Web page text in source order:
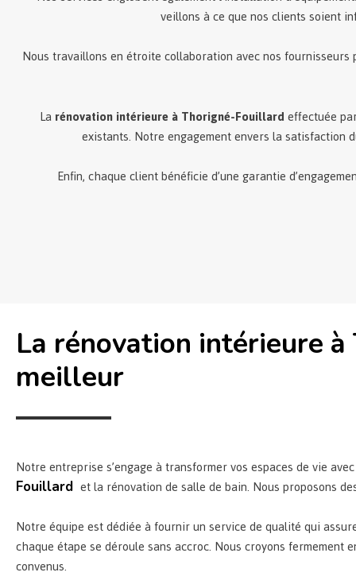
veillons à ce que nos clients soient
Nous travaillons en étroite collaboration avec nos
Larénovation intérieure à Thorigné-Fouillardeffectuée
existants. Notre engagement envers la
Enfin, chaque client bénéficie d’une garantie
La rénovation intérieure
meilleur
Notre entreprise s’engage à transformer vos espaces de vie
Fouillard et la rénovation de salle de bain. Nous proposons
Notre équipe est dédiée à fournir un service de qualité qui
chaque étape se déroule sans accroc. Nous croyons
convenus.